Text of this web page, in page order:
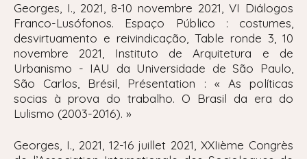
Georges, I., 2021, 8-10 novembre 2021, VI Diálogos
Franco-Lusófonos. Espaço Público : costumes,
desvirtuamento e reivindicação, Table ronde 3, 10
novembre 2021, Instituto de Arquitetura e de
Urbanismo - IAU da Universidade de São Paulo,
São Carlos, Brésil, Présentation : « As políticas
socias à prova do trabalho. O Brasil da era do
Lulismo (2003-2016). »
Georges, I., 2021, 12-16 juillet 2021, XXIième Congrès